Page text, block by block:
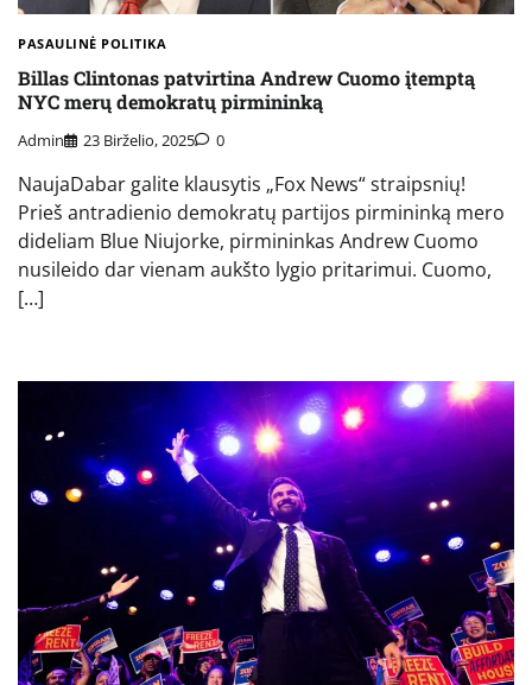
PASAULINĖ POLITIKA
Billas Clintonas patvirtina Andrew Cuomo įtemptą
NYC merų demokratų pirmininką
Admin 23 Birželio, 2025 0
NaujaDabar galite klausytis „Fox News“ straipsnių!
Prieš antradienio demokratų partijos pirmininką mero
dideliam Blue Niujorke, pirmininkas Andrew Cuomo
nusileido dar vienam aukšto lygio pritarimui. Cuomo,
[…]